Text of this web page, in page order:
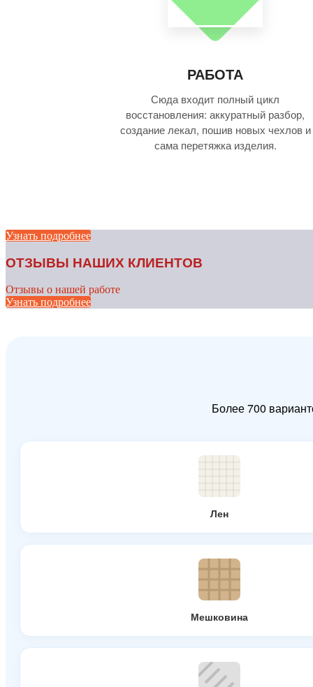
РАБОТА
Сюда входит полный цикл
восстановления: аккуратный разбор,
создание лекал, пошив новых чехлов и
сама перетяжка изделия.
Узнать подробнее
ОТЗЫВЫ НАШИХ КЛИЕНТОВ
Отзывы о нашей работе
Узнать подробнее
Более 700
Лен
Мешковина